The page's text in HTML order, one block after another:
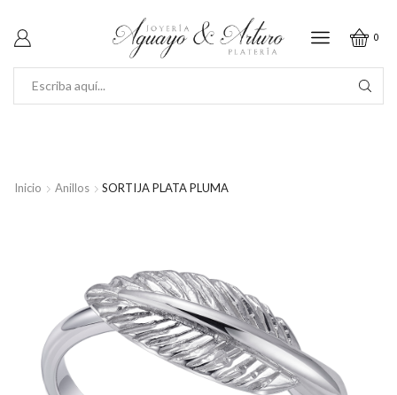
0
Inicio Anillos SORTIJA PLATA PLUMA